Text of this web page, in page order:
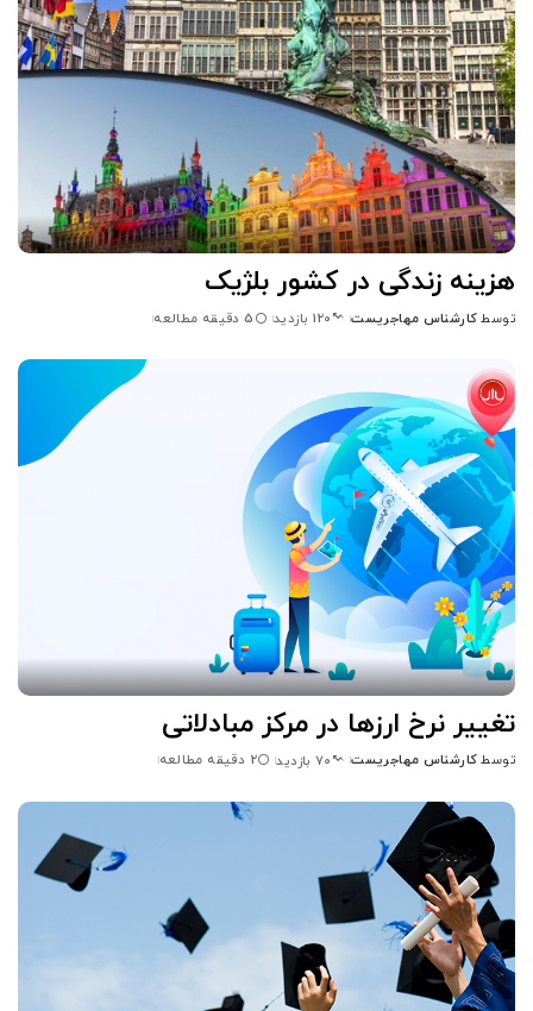
هزینه زندگی در کشور بلژیک
ارسال
توسط
توسط کارشناس مهاجریست 120 بازدید 5 دقیقه مطالعه
تغییر نرخ ارزها در مرکز مبادلاتی
ارسال
توسط
توسط کارشناس مهاجریست 70 بازدید 2 دقیقه مطالعه